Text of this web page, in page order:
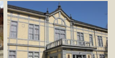
お問い合わせ